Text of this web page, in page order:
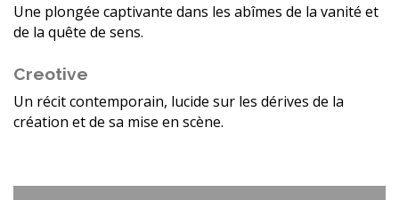
Une plongée captivante dans les abîmes de la vanité et
de la quête de sens.
Creotive
Un récit contemporain, lucide sur les dérives de la
création et de sa mise en scène.